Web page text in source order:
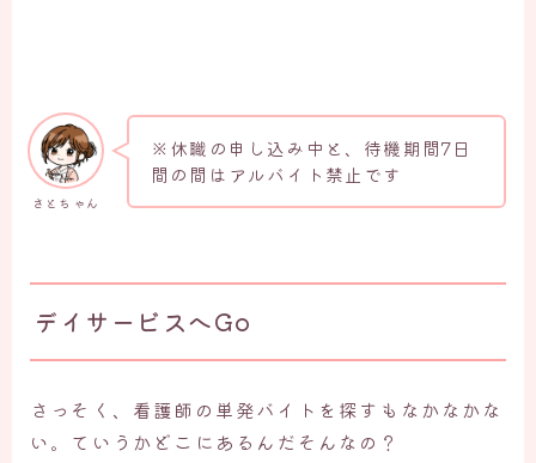
さとちゃん
※休職の申し込み中と、待機期間7日
間の間はアルバイト禁止です
デイサービスへGo
さっそく、看護師の単発バイトを探すもなかなかな
い。ていうかどこにあるんだそんなの？